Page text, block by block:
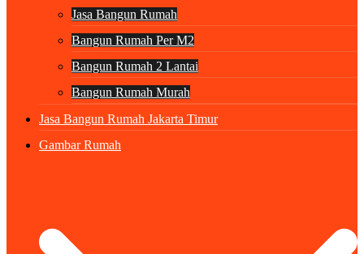
Jasa Bangun Rumah
Bangun Rumah Per M2
Bangun Rumah 2 Lantai
Bangun Rumah Murah
Jasa Bangun Rumah Jakarta Timur
Gambar Rumah